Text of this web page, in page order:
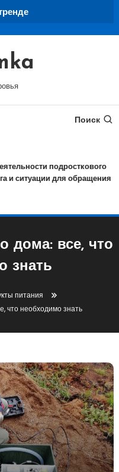
Поиск
подросткового
и ситуации для обращения
дома: все, что
знать
питания
что необходимо знать